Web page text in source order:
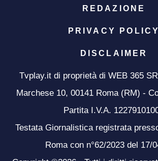
REDAZIONE
PRIVACY POLICY
DISCLAIMER
Tvplay.it di proprietà di WEB 365
Marchese 10, 00141 Roma (RM) -
Partita I.V.A.
Testata Giornalistica registrata
Roma con n°62/2023 del 17/